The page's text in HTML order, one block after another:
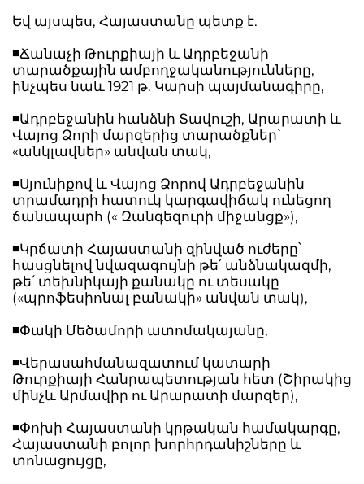
Եվ այսպես, Հայաստանը պետք է.
◾️Ճանաչի Թուրքիայի և Ադրբեջանի
տարածքային ամբողջականությունները,
ինչպես նաև 1921 թ. Կարսի պայմանագիրը,
◾️Ադրբեջանին հանձնի Տավուշի, Արարատի և
Վայոց Ձորի մարզերից տարածքներ՝
«անկլավներ» անվան տակ,
◾️Սյունիքով և Վայոց Ձորով Ադրբեջանին
տրամադրի հատուկ կարգավիճակ ունեցող
ճանապարհ (« Զանգեզուրի միջանցք»),
◾️Կրճատի Հայաստանի զինված ուժերը՝
հասցնելով նվազագույնի թե՛ անձնակազմի,
թե՛ տեխնիկայի քանակը ու տեսակը
(«պրոֆեսիոնալ բանակի» անվան տակ),
◾️Փակի Մեծամորի ատոմակայանը,
◾️Վերասահմանազատում կատարի
Թուրքիայի Հանրապետության հետ (Շիրակից
մինչև Արմավիր ու Արարատի մարզեր),
◾️Փոխի Հայաստանի կրթական համակարգը,
Հայաստանի բոլոր խորհրդանիշները և
տոնացույցը,